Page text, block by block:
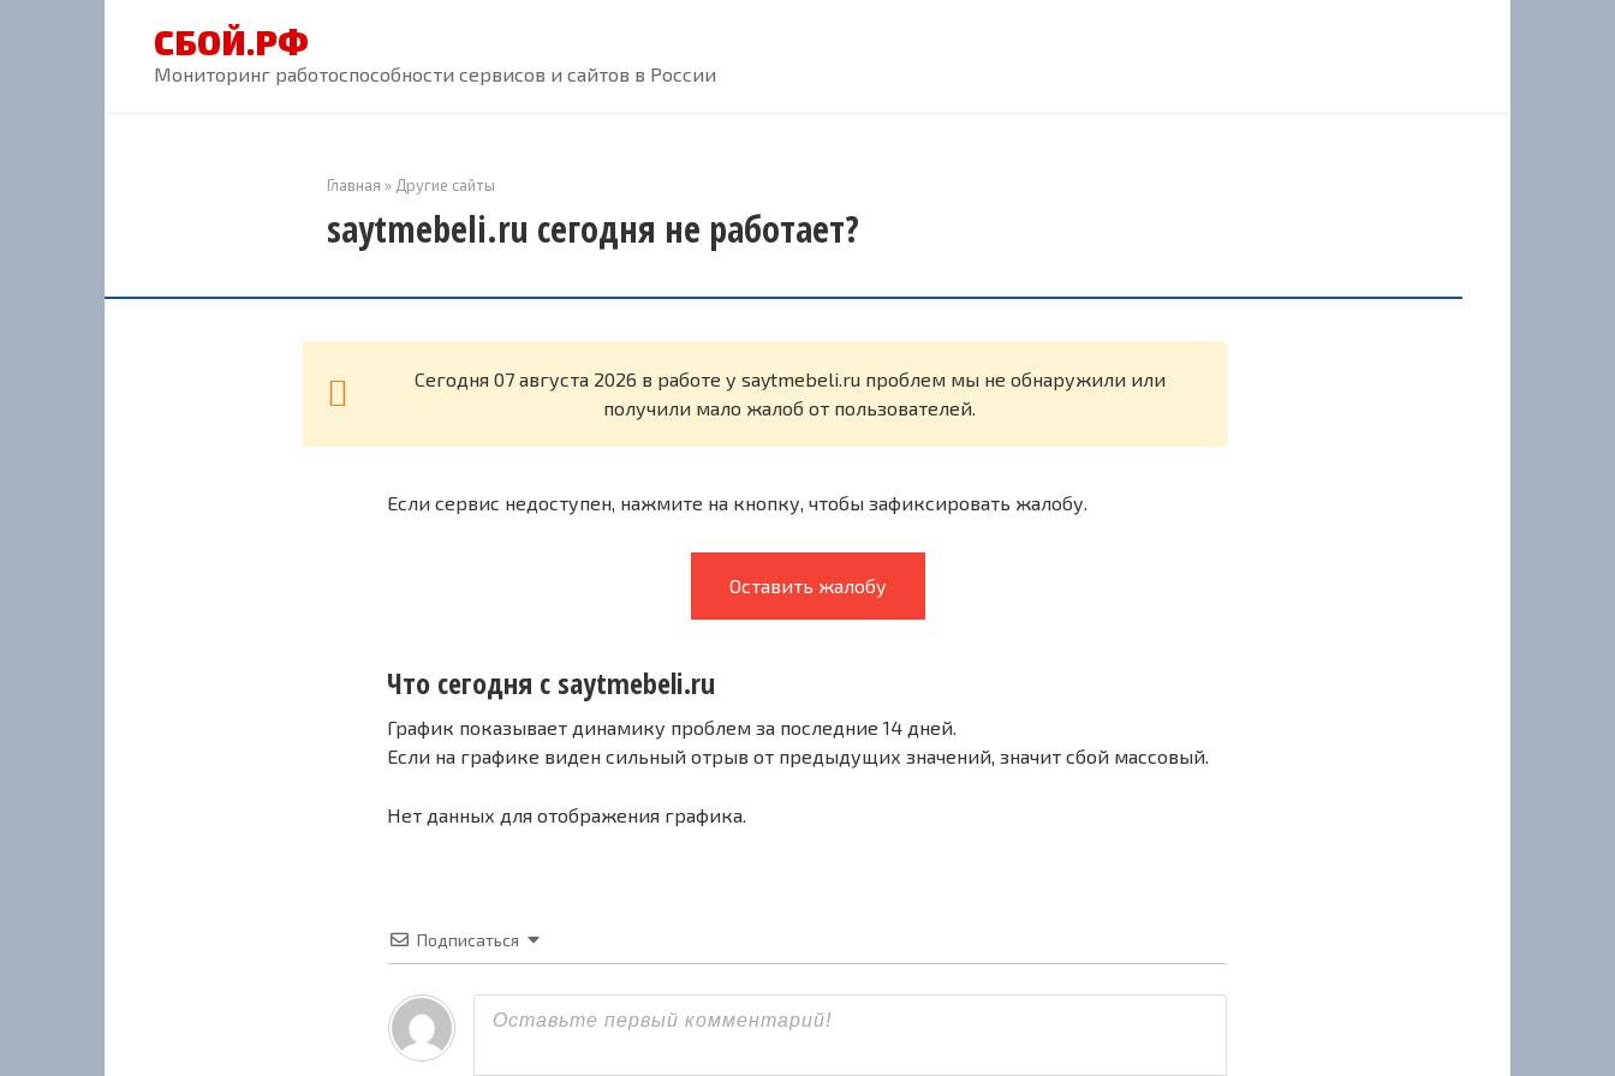
СБОЙ.РФ
Мониторинг работоспособности сервисов и сайтов в России
Главная » Другие сайты
saytmebeli.ru сегодня не работает?
Cегодня 07 августа 2026 в работе у saytmebeli.ru проблем мы не обнаружили или
получили мало жалоб от пользователей.
Если сервис недоступен, нажмите на кнопку, чтобы зафиксировать жалобу.
Оставить жалобу
Что сегодня с saytmebeli.ru
График показывает динамику проблем за последние 14 дней.
Если на графике виден сильный отрыв от предыдущих значений, значит сбой массовый.
Нет данных для отображения графика.
Подписаться